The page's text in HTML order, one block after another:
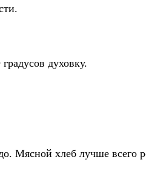
духовку.
Мясной хлеб лучше